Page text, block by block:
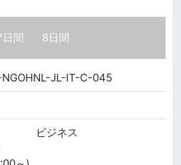
日間 8日間
JL-IT-C-045
ビジネス